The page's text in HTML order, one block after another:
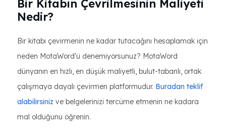
Bir Kitabın Çevrilmesinin Maliyeti
Nedir?
Bir kitabı çevirmenin ne kadar tutacağını hesaplamak için
neden MotaWord'ü denemiyorsunuz? MotaWord
dünyanın en hızlı, en düşük maliyetli, bulut-tabanlı, ortak
çalışmaya dayalı çevirmen platformudur. Buradan teklif
alabilirsiniz ve belgelerinizi tercüme etmenin ne kadara
mal olduğunu öğrenin.